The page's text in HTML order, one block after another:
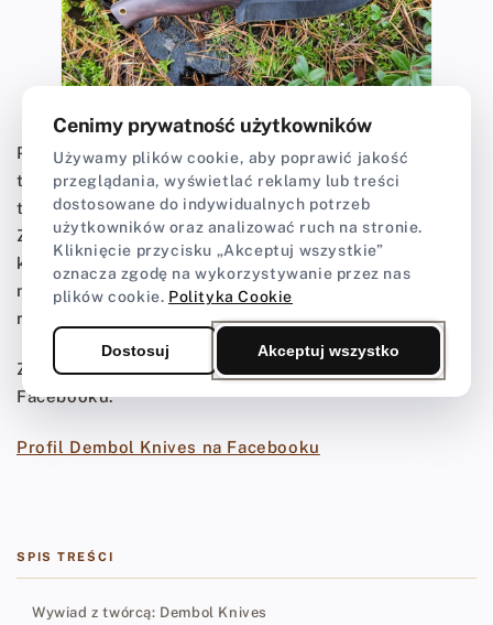
SPIS TREŚCI
Wywiad z twórcą: Dembol Knives
Podsumowując, połączenie rzemiosła stalowego z
tradycyjnymi technikami kaletniczymi pozwala
tworzyć unikalne, trwałe i funkcjonalne narzędzia.
Zachęcamy do rozpoczęcia własnej przygody z
kaletnictwem – skompletuj swój pierwszy zestaw
narzędzi i twórz własne projekty ze skóry garbowanej
roślinnie!
Z Dariuszem można skontaktować się przez profil na
Facebooku:
Profil Dembol Knives na Facebooku
Cenimy prywatność użytkowników
Używamy plików cookie, aby poprawić jakość
przeglądania, wyświetlać reklamy lub treści
dostosowane do indywidualnych potrzeb
użytkowników oraz analizować ruch na stronie.
Kliknięcie przycisku „Akceptuj wszystkie”
oznacza zgodę na wykorzystywanie przez nas
plików cookie. Polityka Cookie
Dostosuj Akceptuj wszystko